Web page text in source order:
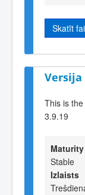
Skatīt
Versija
This is
3.9.19
Maturity
Stable
Izlaists